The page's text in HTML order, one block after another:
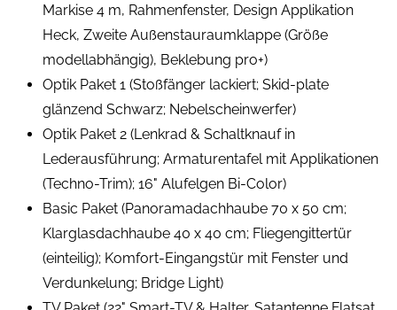
Markise 4 m, Rahmenfenster, Design Applikation
Heck, Zweite Außenstauraumklappe (Größe
modellabhängig), Beklebung pro+)
Optik Paket 1 (Stoßfänger lackiert; Skid-plate
glänzend Schwarz; Nebelscheinwerfer)
Optik Paket 2 (Lenkrad & Schaltknauf in
Lederausführung; Armaturentafel mit Applikationen
(Techno-Trim); 16" Alufelgen Bi-Color)
Basic Paket (Panoramadachhaube 70 x 50 cm;
Klarglasdachhaube 40 x 40 cm; Fliegengittertür
(einteilig); Komfort-Eingangstür mit Fenster und
Verdunkelung; Bridge Light)